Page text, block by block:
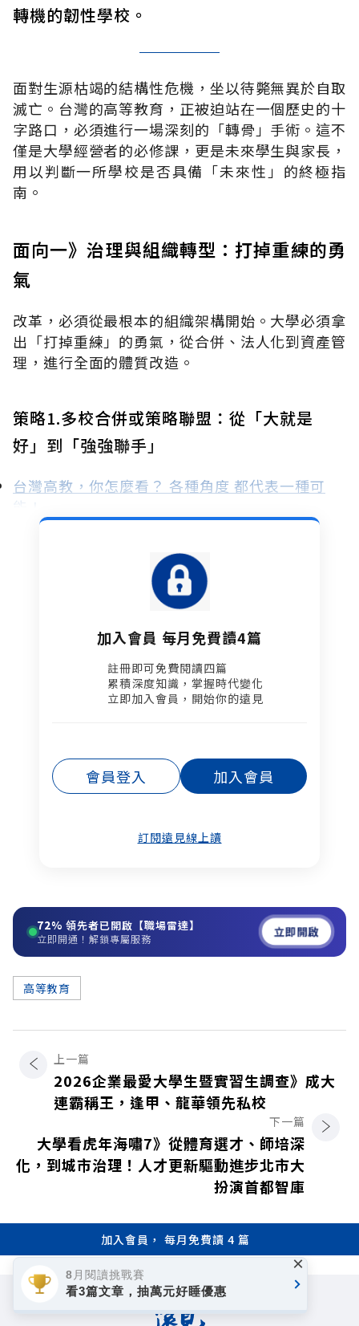
轉機的韌性學校。
面對生源枯竭的結構性危機，坐以待斃無異於自取
滅亡。台灣的高等教育，正被迫站在一個歷史的十
字路口，必須進行一場深刻的「轉骨」手術。這不
僅是大學經營者的必修課，更是未來學生與家長，
用以判斷一所學校是否具備「未來性」的終極指
南。
面向一》治理與組織轉型：打掉重練的勇
氣
改革，必須從最根本的組織架構開始。大學必須拿
出「打掉重練」的勇氣，從合併、法人化到資產管
理，進行全面的體質改造。
策略1.多校合併或策略聯盟：從「大就是
好」到「強強聯手」
台灣高教，你怎麼看？ 各種角度 都代表一種可
能！
加入會員 每月免費讀4篇
註冊即可免費閱讀四篇​
累積深度知識，掌握時代變化​
立即加入會員，開始你的遠見
會員登入 加入會員
訂閱遠見線上讀
72% 領先者已開啟【職場雷達】
立即開通！解鎖專屬服務 立即開啟
高等教育
上一篇
2026企業最愛大學生暨實習生調查》成大
連霸稱王，逢甲、龍華領先私校
下一篇
大學看虎年海嘯7》從體育選才、師培深
化，到城市治理！人才更新驅動進步北市大
扮演首都智庫
加入會員， 每月免費讀 4 篇
8月閱讀挑戰賽
看3篇文章，抽萬元好睡優惠
×